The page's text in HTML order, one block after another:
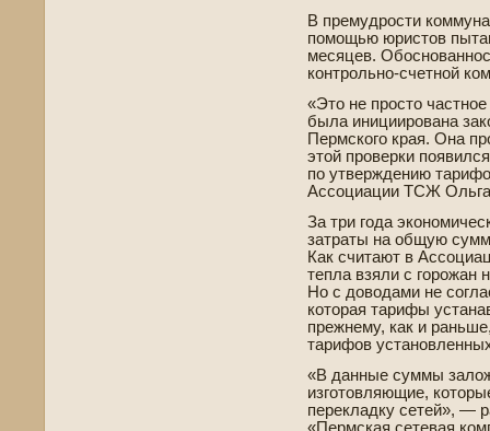
В премудрости
помощью юристов
месяцев.
контрольно-счетной
«Это не просто
была инициирована
Пермского края. Она
этой прове­рки
по утве­ржде­нию
Ассоциации ТСЖ
За три года
затраты на общую
Как считают в
тепла взяли с горожан
Но с доводами не
которая тарифы
прежнему, как и
тарифов
«В данные суммы
изготовляющие,
перекладку сетей», —